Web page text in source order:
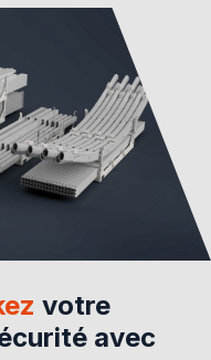
votre
avec